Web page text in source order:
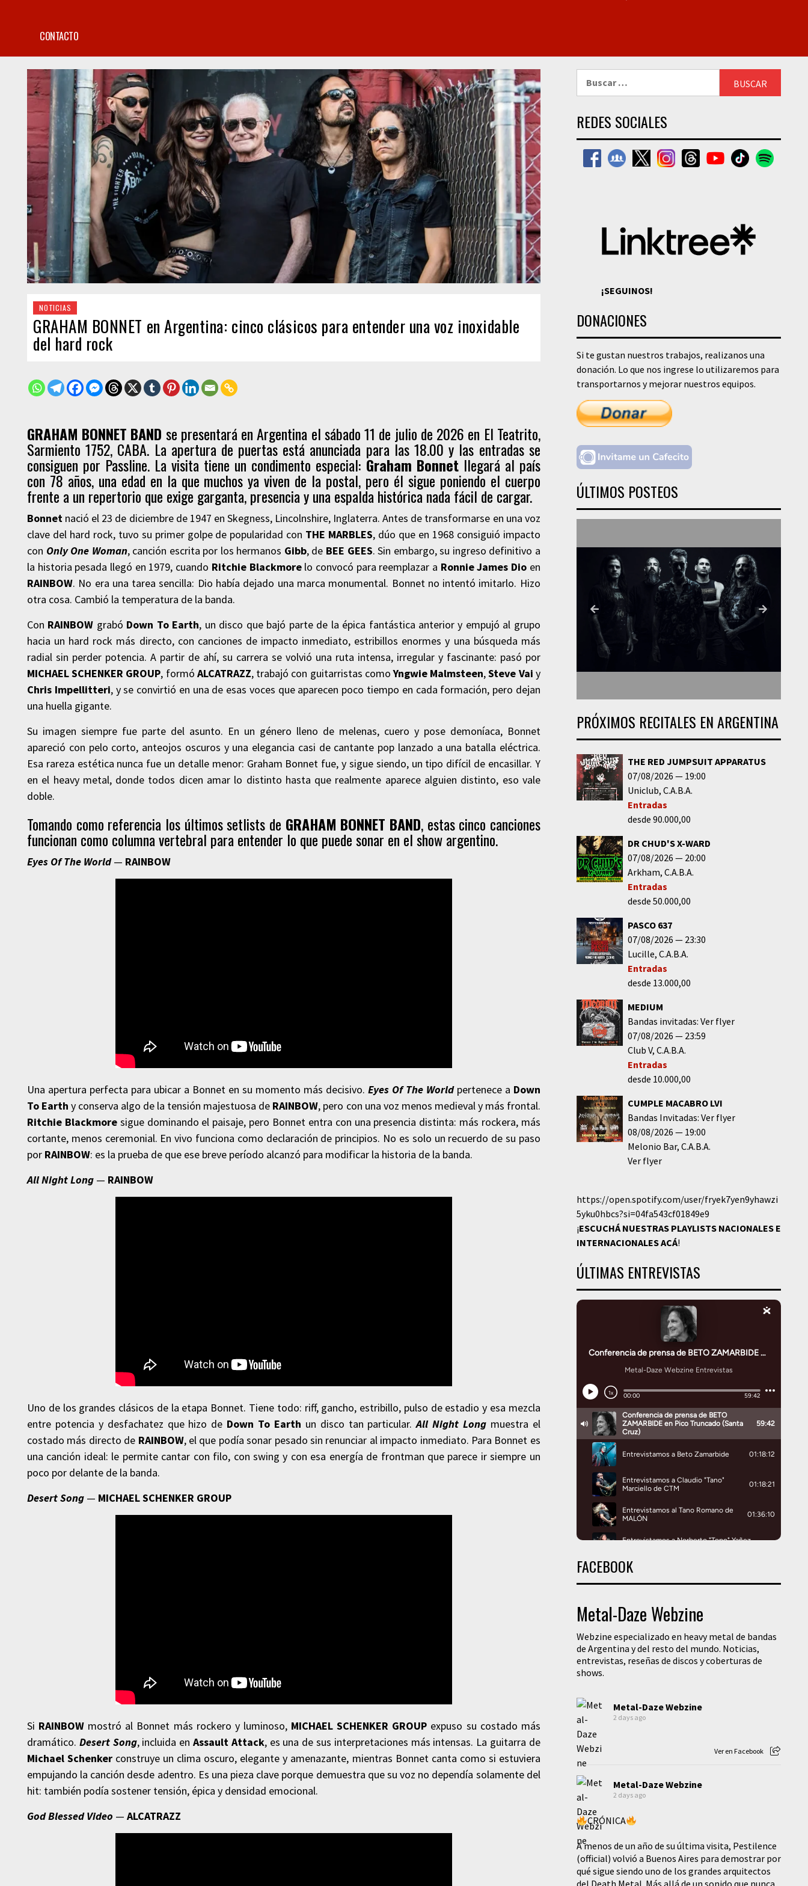
CONTACTO
NOTICIAS
GRAHAM BONNET en Argentina: cinco clásicos para entender una voz inoxidable
del hard rock
GRAHAM BONNET BAND se presentará en Argentina el sábado 11 de julio de 2026 en El Teatrito,
Sarmiento 1752, CABA. La apertura de puertas está anunciada para las 18.00 y las entradas se
consiguen por Passline. La visita tiene un condimento especial: Graham Bonnetllegará al país
con 78 años, una edad en la que muchos ya viven de la postal, pero él sigue poniendo el cuerpo
frente a un repertorio que exige garganta, presencia y una espalda histórica nada fácil de cargar.
Bonnet nació el 23 de diciembre de 1947 en Skegness, Lincolnshire, Inglaterra. Antes de transformarse en una voz
clave del hard rock, tuvo su primer golpe de popularidad con THE MARBLES, dúo que en 1968 consiguió impacto
con Only One Woman, canción escrita por los hermanos Gibb, de BEE GEES. Sin embargo, su ingreso definitivo a
la historia pesada llegó en 1979, cuando Ritchie Blackmorelo convocó para reemplazar a Ronnie James Dio en
RAINBOW. No era una tarea sencilla: Dio había dejado una marca monumental. Bonnet no intentó imitarlo. Hizo
otra cosa. Cambió la temperatura de la banda.
Con RAINBOW grabó Down To Earth, un disco que bajó parte de la épica fantástica anterior y empujó al grupo
hacia un hard rock más directo, con canciones de impacto inmediato, estribillos enormes y una búsqueda más
radial sin perder potencia. A partir de ahí, su carrera se volvió una ruta intensa, irregular y fascinante: pasó por
MICHAEL SCHENKER GROUP, formó ALCATRAZZ, trabajó con guitarristas comoYngwie Malmsteen,Steve Vai y
Chris Impellitteri, y se convirtió en una de esas voces que aparecen poco tiempo en cada formación, pero dejan
una huella gigante.
Su imagen siempre fue parte del asunto. En un género lleno de melenas, cuero y pose demoníaca, Bonnet
apareció con pelo corto, anteojos oscuros y una elegancia casi de cantante pop lanzado a una batalla eléctrica.
Esa rareza estética nunca fue un detalle menor: Graham Bonnet fue, y sigue siendo, un tipo difícil de encasillar. Y
en el heavy metal, donde todos dicen amar lo distinto hasta que realmente aparece alguien distinto, eso vale
doble.
Tomando como referencia los últimos setlists de GRAHAM BONNET BAND, estas cinco canciones
funcionan como columna vertebral para entender lo que puede sonar en el show argentino.
Eyes Of The World— RAINBOW
Una apertura perfecta para ubicar a Bonnet en su momento más decisivo. Eyes Of The Worldpertenece a Down
To Earth y conserva algo de la tensión majestuosa de RAINBOW, pero con una voz menos medieval y más frontal.
Ritchie Blackmoresigue dominando el paisaje, pero Bonnet entra con una presencia distinta: más rockera, más
cortante, menos ceremonial. En vivo funciona como declaración de principios. No es solo un recuerdo de su paso
por RAINBOW: es la prueba de que ese breve período alcanzó para modificar la historia de la banda.
All Night Long — RAINBOW
Uno de los grandes clásicos de la etapa Bonnet. Tiene todo: riff, gancho, estribillo, pulso de estadio y esa mezcla
entre potencia y desfachatez que hizo de Down To Earth un disco tan particular.All Night Long muestra el
costado más directo de RAINBOW, el que podía sonar pesado sin renunciar al impacto inmediato. Para Bonnet es
una canción ideal: le permite cantar con filo, con swing y con esa energía de frontman que parece ir siempre un
poco por delante de la banda.
Desert Song — MICHAEL SCHENKER GROUP
Si RAINBOW mostró al Bonnet más rockero y luminoso, MICHAEL SCHENKER GROUP expuso su costado más
dramático. Desert Song, incluida enAssault Attack, es una de sus interpretaciones más intensas. La guitarra de
Michael Schenker construye un clima oscuro, elegante y amenazante, mientras Bonnet canta como si estuviera
empujando la canción desde adentro. Es una pieza clave porque demuestra que su voz no dependía solamente del
hit: también podía sostener tensión, épica y densidad emocional.
God Blessed Video — ALCATRAZZ
REDES SOCIALES
¡SEGUINOS!
DONACIONES
Si te gustan nuestros trabajos, realizanos una
donación. Lo que nos ingrese lo utilizaremos para
transportarnos y mejorar nuestros equipos.
ÚLTIMOS POSTEOS
PRÓXIMOS RECITALES EN ARGENTINA
THE RED JUMPSUIT APPARATUS
07/08/2026
19:00
Uniclub C.A.B.A.
Entradas
desde 90.000,00
DR CHUD'S X-WARD
07/08/2026
20:00
Arkham C.A.B.A.
Entradas
desde 50.000,00
PASCO 637
07/08/2026
23:30
Lucille C.A.B.A.
Entradas
desde 13.000,00
MEDIUM
Bandas invitadas: Ver flyer
07/08/2026
23:59
Club V C.A.B.A.
Entradas
desde 10.000,00
CUMPLE MACABRO LVI
Bandas Invitadas: Ver flyer
08/08/2026
19:00
Melonio Bar C.A.B.A.
Ver flyer
https://open.spotify.com/user/fryek7yen9yhawzi
5yku0hbcs?si=04fa543cf01849e9
¡ESCUCHÁ NUESTRAS PLAYLISTS NACIONALES E
INTERNACIONALESACÁ!
ÚLTIMAS ENTREVISTAS
FACEBOOK
Metal-Daze Webzine
Webzine especializado en heavy metal de bandas
de Argentina y del resto del mundo. Noticias,
entrevistas, reseñas de discos y coberturas de
shows.
Metal-Daze Webzine
2 days ago
Ver en Facebook
Metal-Daze Webzine
2 days ago
CRÓNICA
A menos de un año de su última visita, Pestilence
(official) volvió a Buenos Aires para demostrar por
qué sigue siendo uno de los grandes arquitectos
del Death Metal. Más allá de un sonido que nunca